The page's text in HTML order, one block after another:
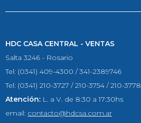
HDC CASA CENTRAL - VENTAS
Salta 3246 - Rosario
Tel: (0341) 409-4300 / 341-2389746
Tel: (0341) 210-3727 / 210-3754 / 210-3778
Atención: L. a V. de 8:30 a 17:30hs
email: contacto@hdcsa.com.ar